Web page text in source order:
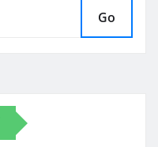
Go